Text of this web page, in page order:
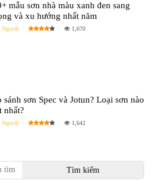
mẫu sơn nhà màu xanh đen sang
và xu hướng nhất năm
Nguyệt 1,670
sánh sơn Spec và Jotun? Loại sơn nào
nhất?
Nguyệt 1,642